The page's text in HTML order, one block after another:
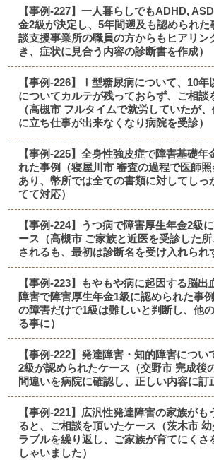
【事例-227】一人暮らしでもADHD,
金2級が決定し、5年間遡及も認められた
談支援事業所の職員の方からもヒアリン
き、症状に見合う内容の診断書を作成）
【事例-226】Ⅰ型糖尿病について、10年
についてカルテが残っておらず、ご相談
（高槻市 フルタイムで就労していたが
に立ち仕事が出来なくなり病院を受診）
【事例-225】全身性強皮症で障害基礎年
れた事例（寝屋川市 審査の過程で医師
あり、幣所では全ての書類に対してしっ
てて対応）
【事例-224】うつ病で障害厚生年金2級
ース（高槻市 ご家族と近医を受診した
されるも、最初は診断名を受け入れられ
【事例-223】もやもや病に起因する脳出
障害で障害厚生年金1級に認められた事
の障害だけで1級は難しいと判断し、他
る事に）
【事例-222】発達障害・知的障害につい
2級が認められたケース（交野市 完成後
間違いを病院に確認し、正しい内容に訂
【事例-221】広汎性発達障害の家族がも
ると、ご相談を頂いたケース（茨木市
ラブルを繰り返し、ご家族が育てにくさ
しゃいました）